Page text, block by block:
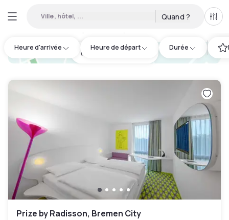
Ville, hôtel, ... Quand ?
Heure d'arrivée Heure de départ Durée
hotel.cta.view_map
Prize by Radisson, Bremen City